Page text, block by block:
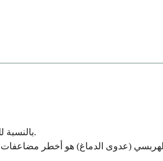
بالنسبة للبالغين الأصحاء، نادرًا ما يكون الهربس مميتًا - الغالبية العظمى من المصابين بفيروس الهربس البسيط 1 أو 2 يعيشون حياة طبيعية تمامًا.